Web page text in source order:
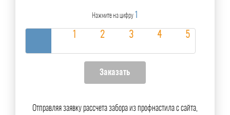
Нажмите на цифру 1
Отправляя заявку рассчета забора из профнастила с сайта,